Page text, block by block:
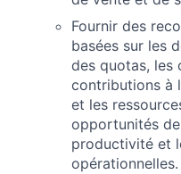
Fournir des
basées sur les
des quotas, les
contributions à
et les
opportunités
productivité et
opérationnelles.